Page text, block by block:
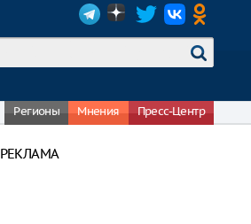
Регионы Мнения Пресс-Центр
РЕКЛАМА